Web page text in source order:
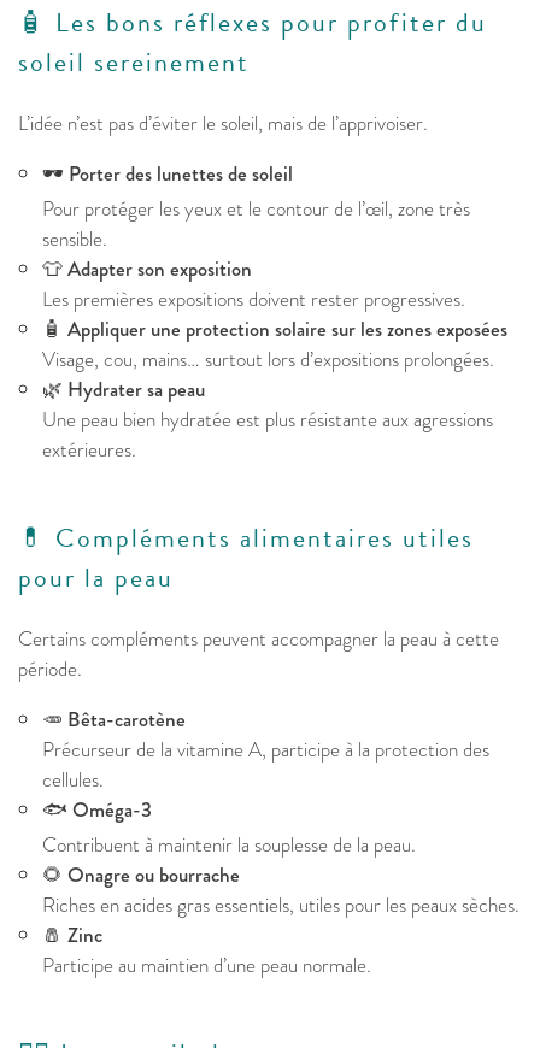
🧴 Les bons réflexes pour profiter du
soleil sereinement
L’idée n’est pas d’éviter le soleil, mais de l’apprivoiser.
🕶️ Porter des lunettes de soleil
Pour protéger les yeux et le contour de l’œil, zone très
sensible.
👕Adapter son exposition
Les premières expositions doivent rester progressives.
🧴 Appliquer une protection solaire sur les zones exposées
Visage, cou, mains… surtout lors d’expositions prolongées.
🌿 Hydrater sa peau
Une peau bien hydratée est plus résistante aux agressions
extérieures.
💊 Compléments alimentaires utiles
pour la peau
Certains compléments peuvent accompagner la peau à cette
période.
🥕 Bêta-carotène
Précurseur de la vitamine A, participe à la protection des
cellules.
🐟 Oméga-3
Contribuent à maintenir la souplesse de la peau.
🌻 Onagre ou bourrache
Riches en acides gras essentiels, utiles pour les peaux sèches.
🧂 Zinc
Participe au maintien d’une peau normale.